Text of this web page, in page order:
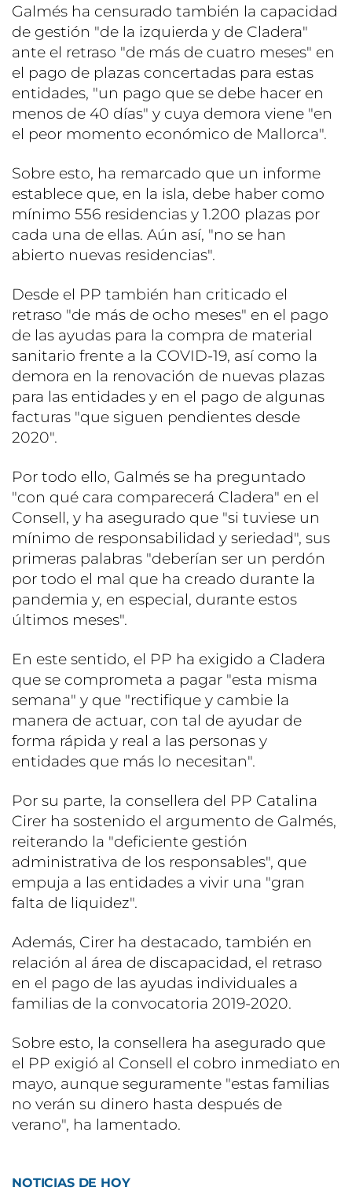
Galmés ha censurado también la capacidad
de gestión "de la izquierda y de Cladera"
ante el retraso "de más de cuatro meses" en
el pago de plazas concertadas para estas
entidades, "un pago que se debe hacer en
menos de 40 días" y cuya demora viene "en
el peor momento económico de Mallorca".
Sobre esto, ha remarcado que un informe
establece que, en la isla, debe haber como
mínimo 556 residencias y 1.200 plazas por
cada una de ellas. Aún así, "no se han
abierto nuevas residencias".
Desde el PP también han criticado el
retraso "de más de ocho meses" en el pago
de las ayudas para la compra de material
sanitario frente a la COVID-19, así como la
demora en la renovación de nuevas plazas
para las entidades y en el pago de algunas
facturas "que siguen pendientes desde
2020".
Por todo ello, Galmés se ha preguntado
"con qué cara comparecerá Cladera" en el
Consell, y ha asegurado que "si tuviese un
mínimo de responsabilidad y seriedad", sus
primeras palabras "deberían ser un perdón
por todo el mal que ha creado durante la
pandemia y, en especial, durante estos
últimos meses".
En este sentido, el PP ha exigido a Cladera
que se comprometa a pagar "esta misma
semana" y que "rectifique y cambie la
manera de actuar, con tal de ayudar de
forma rápida y real a las personas y
entidades que más lo necesitan".
Por su parte, la consellera del PP Catalina
Cirer ha sostenido el argumento de Galmés,
reiterando la "deficiente gestión
administrativa de los responsables", que
empuja a las entidades a vivir una "gran
falta de liquidez".
Además, Cirer ha destacado, también en
relación al área de discapacidad, el retraso
en el pago de las ayudas individuales a
familias de la convocatoria 2019-2020.
Sobre esto, la consellera ha asegurado que
el PP exigió al Consell el cobro inmediato en
mayo, aunque seguramente "estas familias
no verán su dinero hasta después de
verano", ha lamentado.
NOTICIAS DE HOY